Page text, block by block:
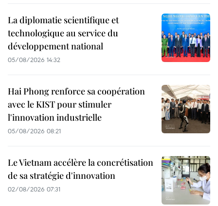
La diplomatie scientifique et
technologique au service du
développement national
05/08/2026 14:32
Hai Phong renforce sa coopération
avec le KIST pour stimuler
l'innovation industrielle
05/08/2026 08:21
Le Vietnam accélère la concrétisation
de sa stratégie d'innovation
02/08/2026 07:31